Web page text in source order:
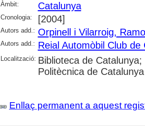
Àmbit: Catalunya
Cronologia: [2004]
Autors add.: Orpinell i Vilarroig,
Autors add.: Reial Automòbil Club de
Localització: Biblioteca de
Politècnica de Catalunya
Enllaç permanent a aquest